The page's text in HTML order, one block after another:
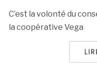
C’est la volonté du
la coopérative Vega